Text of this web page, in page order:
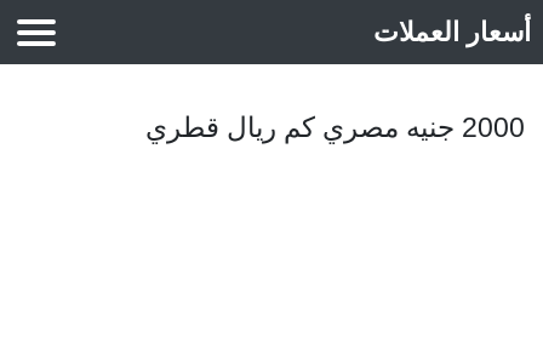
أسعار العملات
2000 جنيه مصري كم ريال قطري